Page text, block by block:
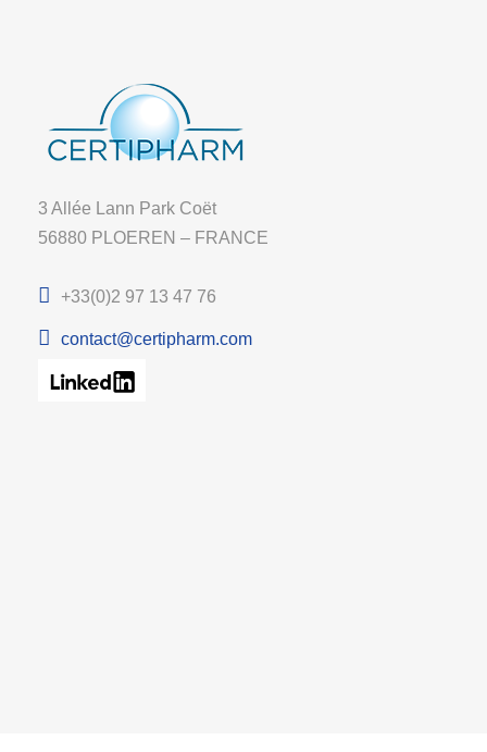
3 Allée Lann Park Coët
56880 PLOEREN – FRANCE
+33(0)2 97 13 47 76
contact@certipharm.com